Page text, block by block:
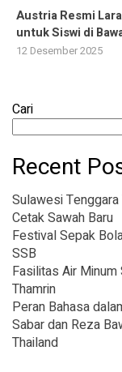
Austria Resmi
untuk Siswi di
12 Desember 2025
Cari
Recent
Sulawesi
Cetak Sawah Baru
Festival Sepak
SSB
Fasilitas Air Minum
Thamrin
Peran Bahasa
Sabar dan Reza
Thailand